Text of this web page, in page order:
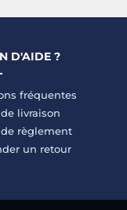
D'AIDE ?
fréquentes
livraison
de règlement
un retour